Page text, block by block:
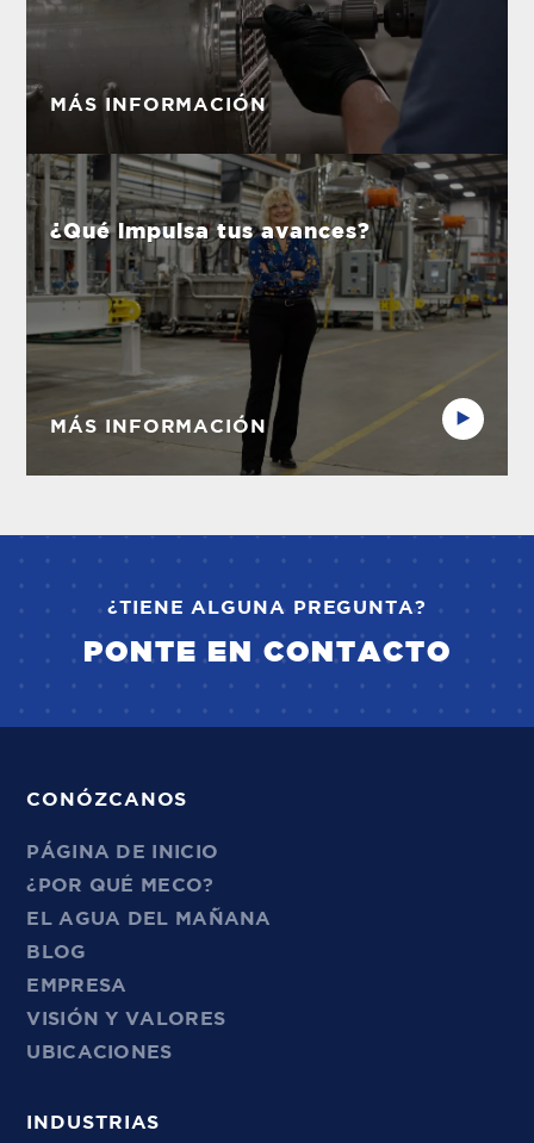
MÁS INFORMACIÓN
¿Qué impulsa tus avances?
MÁS INFORMACIÓN
¿TIENE ALGUNA PREGUNTA?
PONTE EN CONTACTO
CONÓZCANOS
PÁGINA DE INICIO
¿POR QUÉ MECO?
EL AGUA DEL MAÑANA
BLOG
EMPRESA
VISIÓN Y VALORES
UBICACIONES
INDUSTRIAS